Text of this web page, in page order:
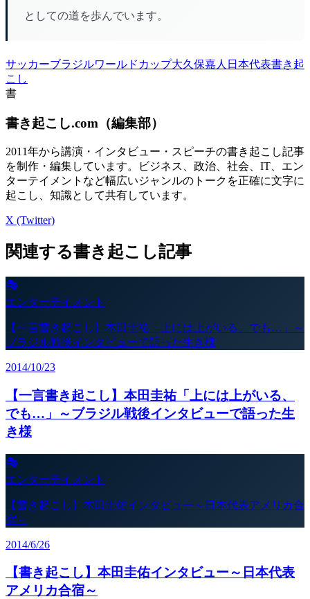
としての道を歩んでいます。
サッカーブラジルワールドカップ大久保嘉人 日本代表書き起
こし
書
書き起こし.com （編集部）
2011年から講演・インタビュー・スピーチの書き起こし記事
を制作・編集しています。ビジネス、政治、社会、IT、エン
ターテイメントなど幅広いジャンルのトークを正確に文字に
起こし、知識として共有しています。
X (Twitter)
関連する書き起こし記事
🎭
エンターテイメント
【一言書き起こし】本田圭祐「上には上がいる、でも…」～
ブラジル戦後インタビューで語った生き様
2014/10/23
【一言書き起こし】本田圭祐「上には上がいる、
でも…」～ブラジル戦後インタビューで語った生
き様
🎭
エンターテイメント
【書き起こし】本田圭佑インタビュー～日本代表アメリカ合
宿～
2014/6/26
【書き起こし】本田圭佑インタビュー～日本代表
アメリカ合宿～